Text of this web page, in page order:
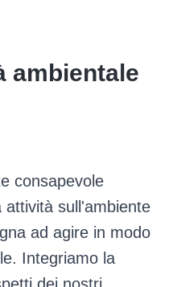
ambientale
consapevole
attività sull'ambiente
ad agire in modo
Integriamo la